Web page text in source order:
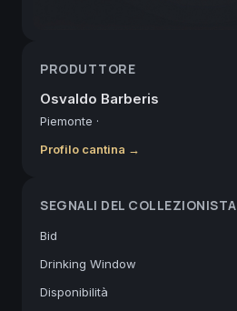
PRODUTTORE
Osvaldo Barberis
Piemonte ·
Profilo cantina →
SEGNALI DEL COLLEZIONISTA
Bid
Drinking Window
Disponibilità